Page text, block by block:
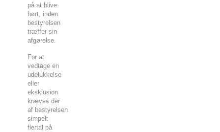
på at blive
hørt, inden
bestyrelsen
træffer sin
afgørelse.
For at
vedtage en
udelukkelse
eller
eksklusion
kræves der
af bestyrelsen
simpelt
flertal på